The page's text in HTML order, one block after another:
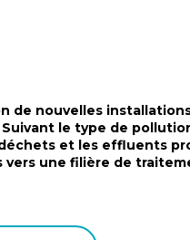
de nouvelles
Suivant le type de
et les effluents
une filière de